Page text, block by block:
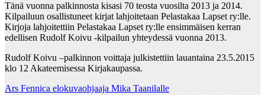
Tänä vuonna palkinnosta kisasi 70 teosta vuosilta 2013 ja 2014.
Kilpailuun osallistuneet kirjat lahjoitetaan Pelastakaa Lapset ry:lle.
Kirjoja lahjoitettiin Pelastakaa Lapset ry:lle ensimmäisen kerran
edellisen Rudolf Koivu -kilpailun yhteydessä vuonna 2013.
Rudolf Koivu –palkinnon voittaja julkistettiin lauantaina 23.5.2015
klo 12 Akateemisessa Kirjakaupassa.
Post
Ars Fennica elokuvaohjaaja Mika Taanilalle